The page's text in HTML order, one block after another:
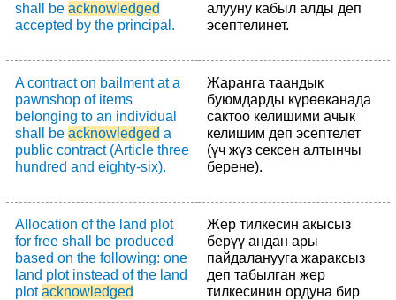
shall be acknowledged
accepted by the principal.
алууну кабыл алды деп
эсептелинет.
A contract on bailment at a
pawnshop of items
belonging to an individual
shall be acknowledged a
public contract (Article three
hundred and eighty-six).
Жаранга таандык
буюмдарды күрөөканада
сактоо келишими ачык
келишим деп эсептелет
(үч жүз сексен алтынчы
берене).
Allocation of the land plot
for free shall be produced
based on the following: one
land plot instead of the land
plotacknowledged
Жер тилкесин акысыз
берүү андан ары
пайдаланууга жараксыз
деп табылган жер
тилкесинин ордуна бир